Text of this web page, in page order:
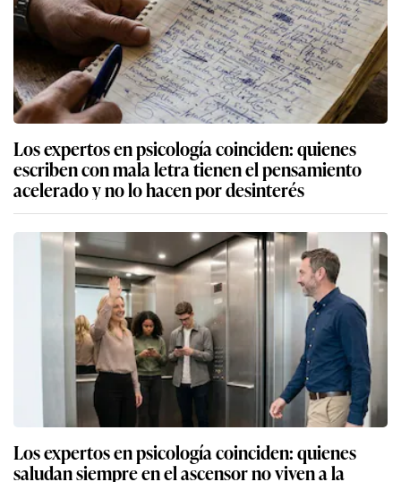
Los expertos en psicología coinciden: quienes
escriben con mala letra tienen el pensamiento
acelerado y no lo hacen por desinterés
Los expertos en psicología coinciden: quienes
saludan siempre en el ascensor no viven a la